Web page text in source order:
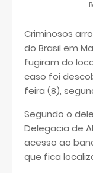
Criminosos
do Brasil em
fugiram do
caso foi
feira (8),
Segundo o
Delegacia de
acesso ao
que fica